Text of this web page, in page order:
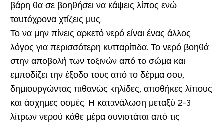
βάρη θα σε βοηθήσει να κάψεις λίπος ενώ
ταυτόχρονα χτίζεις μυς.
Το να μην πίνεις αρκετό νερό είναι ένας άλλος
λόγος για περισσότερη κυτταρίτιδα. Το νερό βοηθά
στην αποβολή των τοξινών από το σώμα και
εμποδίζει την έξοδο τους από το δέρμα σου,
δημιουργώντας πιθανώς κηλίδες, αποθήκες λίπους
και άσχημες οσμές. Η κατανάλωση μεταξύ 2-3
λίτρων νερού κάθε μέρα συνιστάται από τις